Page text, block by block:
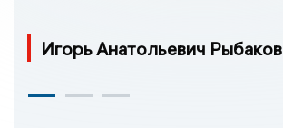
Игорь Анатольевич Рыбаков